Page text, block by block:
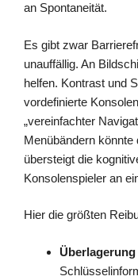
an Spontaneität.
Es gibt zwar
unauffällig. An
helfen. Kontrast und
vordefinierte
„vereinfachter
Menübändern könnte
übersteigt die
Konsolenspieler an
Hier die größten